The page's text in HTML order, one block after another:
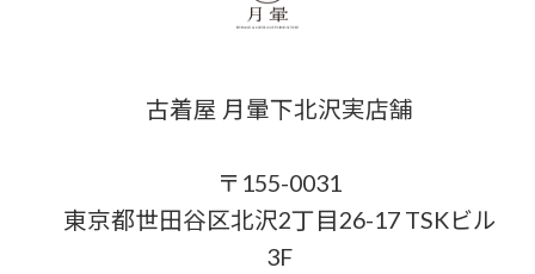
古着屋 月暈下北沢実店舗
〒155-0031
東京都世田谷区北沢2丁目26-17 TSKビル
3F